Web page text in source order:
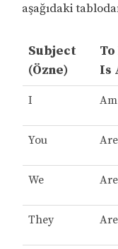
aşağıdaki
Subject
(Özne)
Is
I Am
You Are
We Are
They Are